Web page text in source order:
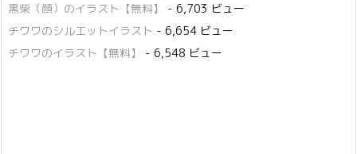
黒柴（顔）のイラスト【無料】
- 6,703 ビュー
チワワのシルエットイラスト - 6,654 ビュー
チワワのイラスト【無料】
- 6,548 ビュー